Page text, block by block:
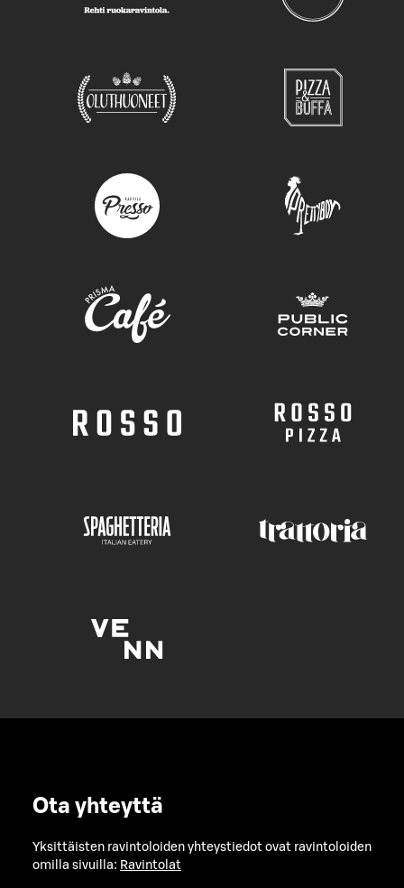
Ota yhteyttä
Yksittäisten ravintoloiden yhteystiedot ovat ravintoloiden
omilla sivuilla: Ravintolat